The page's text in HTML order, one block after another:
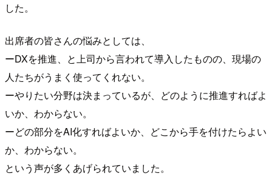
した。
出席者の皆さんの悩みとしては、
ーDXを推進、と上司から言われて導入したものの、現場の
人たちがうまく使ってくれない。
ーやりたい分野は決まっているが、どのように推進すればよ
いか、わからない。
ーどの部分をAI化すればよいか、どこから手を付けたらよい
か、わからない。
という声が多くあげられていました。